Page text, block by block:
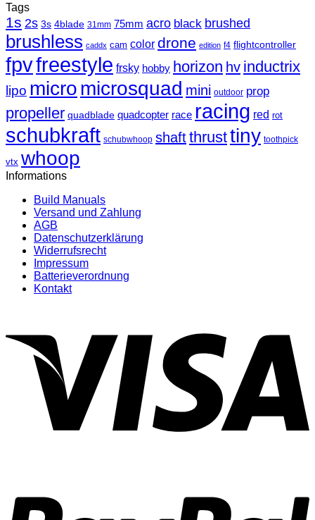
Tags
1s 2s 3s 4blade 31mm 75mm acro black brushed
brushless caddx cam color drone edition f4 flightcontroller
fpvfreestyle frsky hobby horizon hv inductrix
lipo micromicrosquad mini outdoor prop
propeller quadblade quadcopter race racing red rot
schubkraft schubwhoop shaftthrusttiny toothpick
vtx whoop
Informations
Build Manuals
Versand und Zahlung
AGB
Datenschutzerklärung
Widerrufsrecht
Impressum
Batterieverordnung
Kontakt